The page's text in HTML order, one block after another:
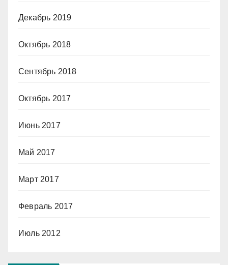
Декабрь 2019
Октябрь 2018
Сентябрь 2018
Октябрь 2017
Июнь 2017
Май 2017
Март 2017
Февраль 2017
Июль 2012